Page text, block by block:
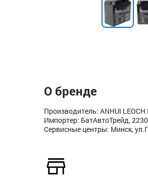
О бренде
Производитель: ANHUI
Импортер: БатАвтоТрейд,
Сервисные центры: Минск,